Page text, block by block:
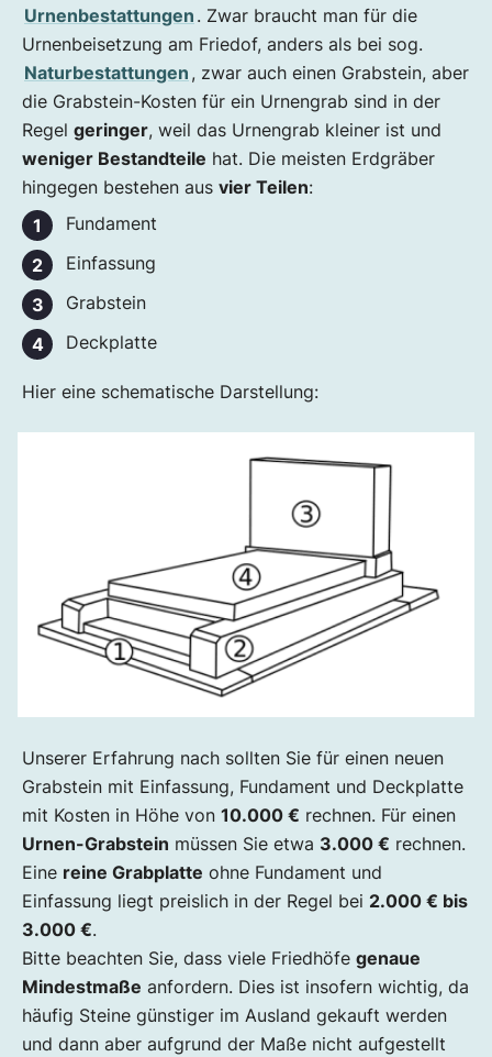
Urnenbestattungen . Zwar braucht man für die
Urnenbeisetzung am Friedof, anders als bei sog.
Naturbestattungen , zwar auch einen Grabstein, aber
die Grabstein-Kosten für ein Urnengrab sind in der
Regel geringer, weil das Urnengrab kleiner ist und
weniger Bestandteile hat. Die meisten Erdgräber
hingegen bestehen aus vier Teilen:
Fundament
Einfassung
Grabstein
Deckplatte
Hier eine schematische Darstellung:
Unserer Erfahrung nach sollten Sie für einen neuen
Grabstein mit Einfassung, Fundament und Deckplatte
mit Kosten in Höhe von 10.000 € rechnen. Für einen
Urnen-Grabstein müssen Sie etwa 3.000 € rechnen.
Eine reine Grabplatte ohne Fundament und
Einfassung liegt preislich in der Regel bei 2.000 € bis
3.000 €.
Bitte beachten Sie, dass viele Friedhöfe genaue
Mindestmaße anfordern. Dies ist insofern wichtig, da
häufig Steine günstiger im Ausland gekauft werden
und dann aber aufgrund der Maße nicht aufgestellt